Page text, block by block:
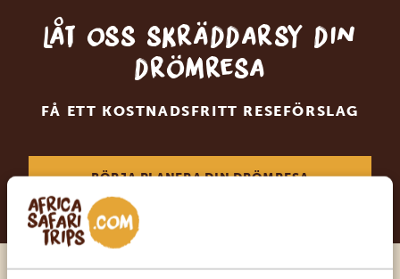
Låt oss skräddarsy din
drömresa
FÅ ETT KOSTNADSFRITT RESEFÖRSLAG
BÖRJA PLANERA DIN DRÖMRESA